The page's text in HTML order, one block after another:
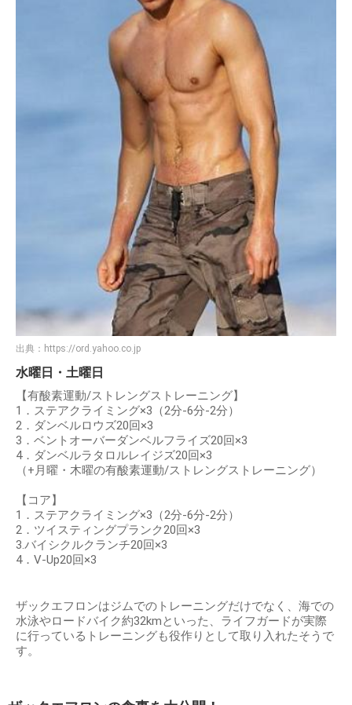
出典： https://ord.yahoo.co.jp
水曜日・土曜日
【有酸素運動/ストレングストレーニング】
1．ステアクライミング×3（2分-6分-2分）
2．ダンベルロウズ20回×3
3．ベントオーバーダンベルフライズ20回×3
4．ダンベルラタロルレイジズ20回×3
（+月曜・木曜の有酸素運動/ストレングストレーニング）
【コア】
1．ステアクライミング×3（2分-6分-2分）
2．ツイスティングプランク20回×3
3.バイシクルクランチ20回×3
4．V-Up20回×3
ザックエフロンはジムでのトレーニングだけでなく、海での
水泳やロードバイク約32kmといった、ライフガードが実際
に行っているトレーニングも役作りとして取り入れたそうで
す。